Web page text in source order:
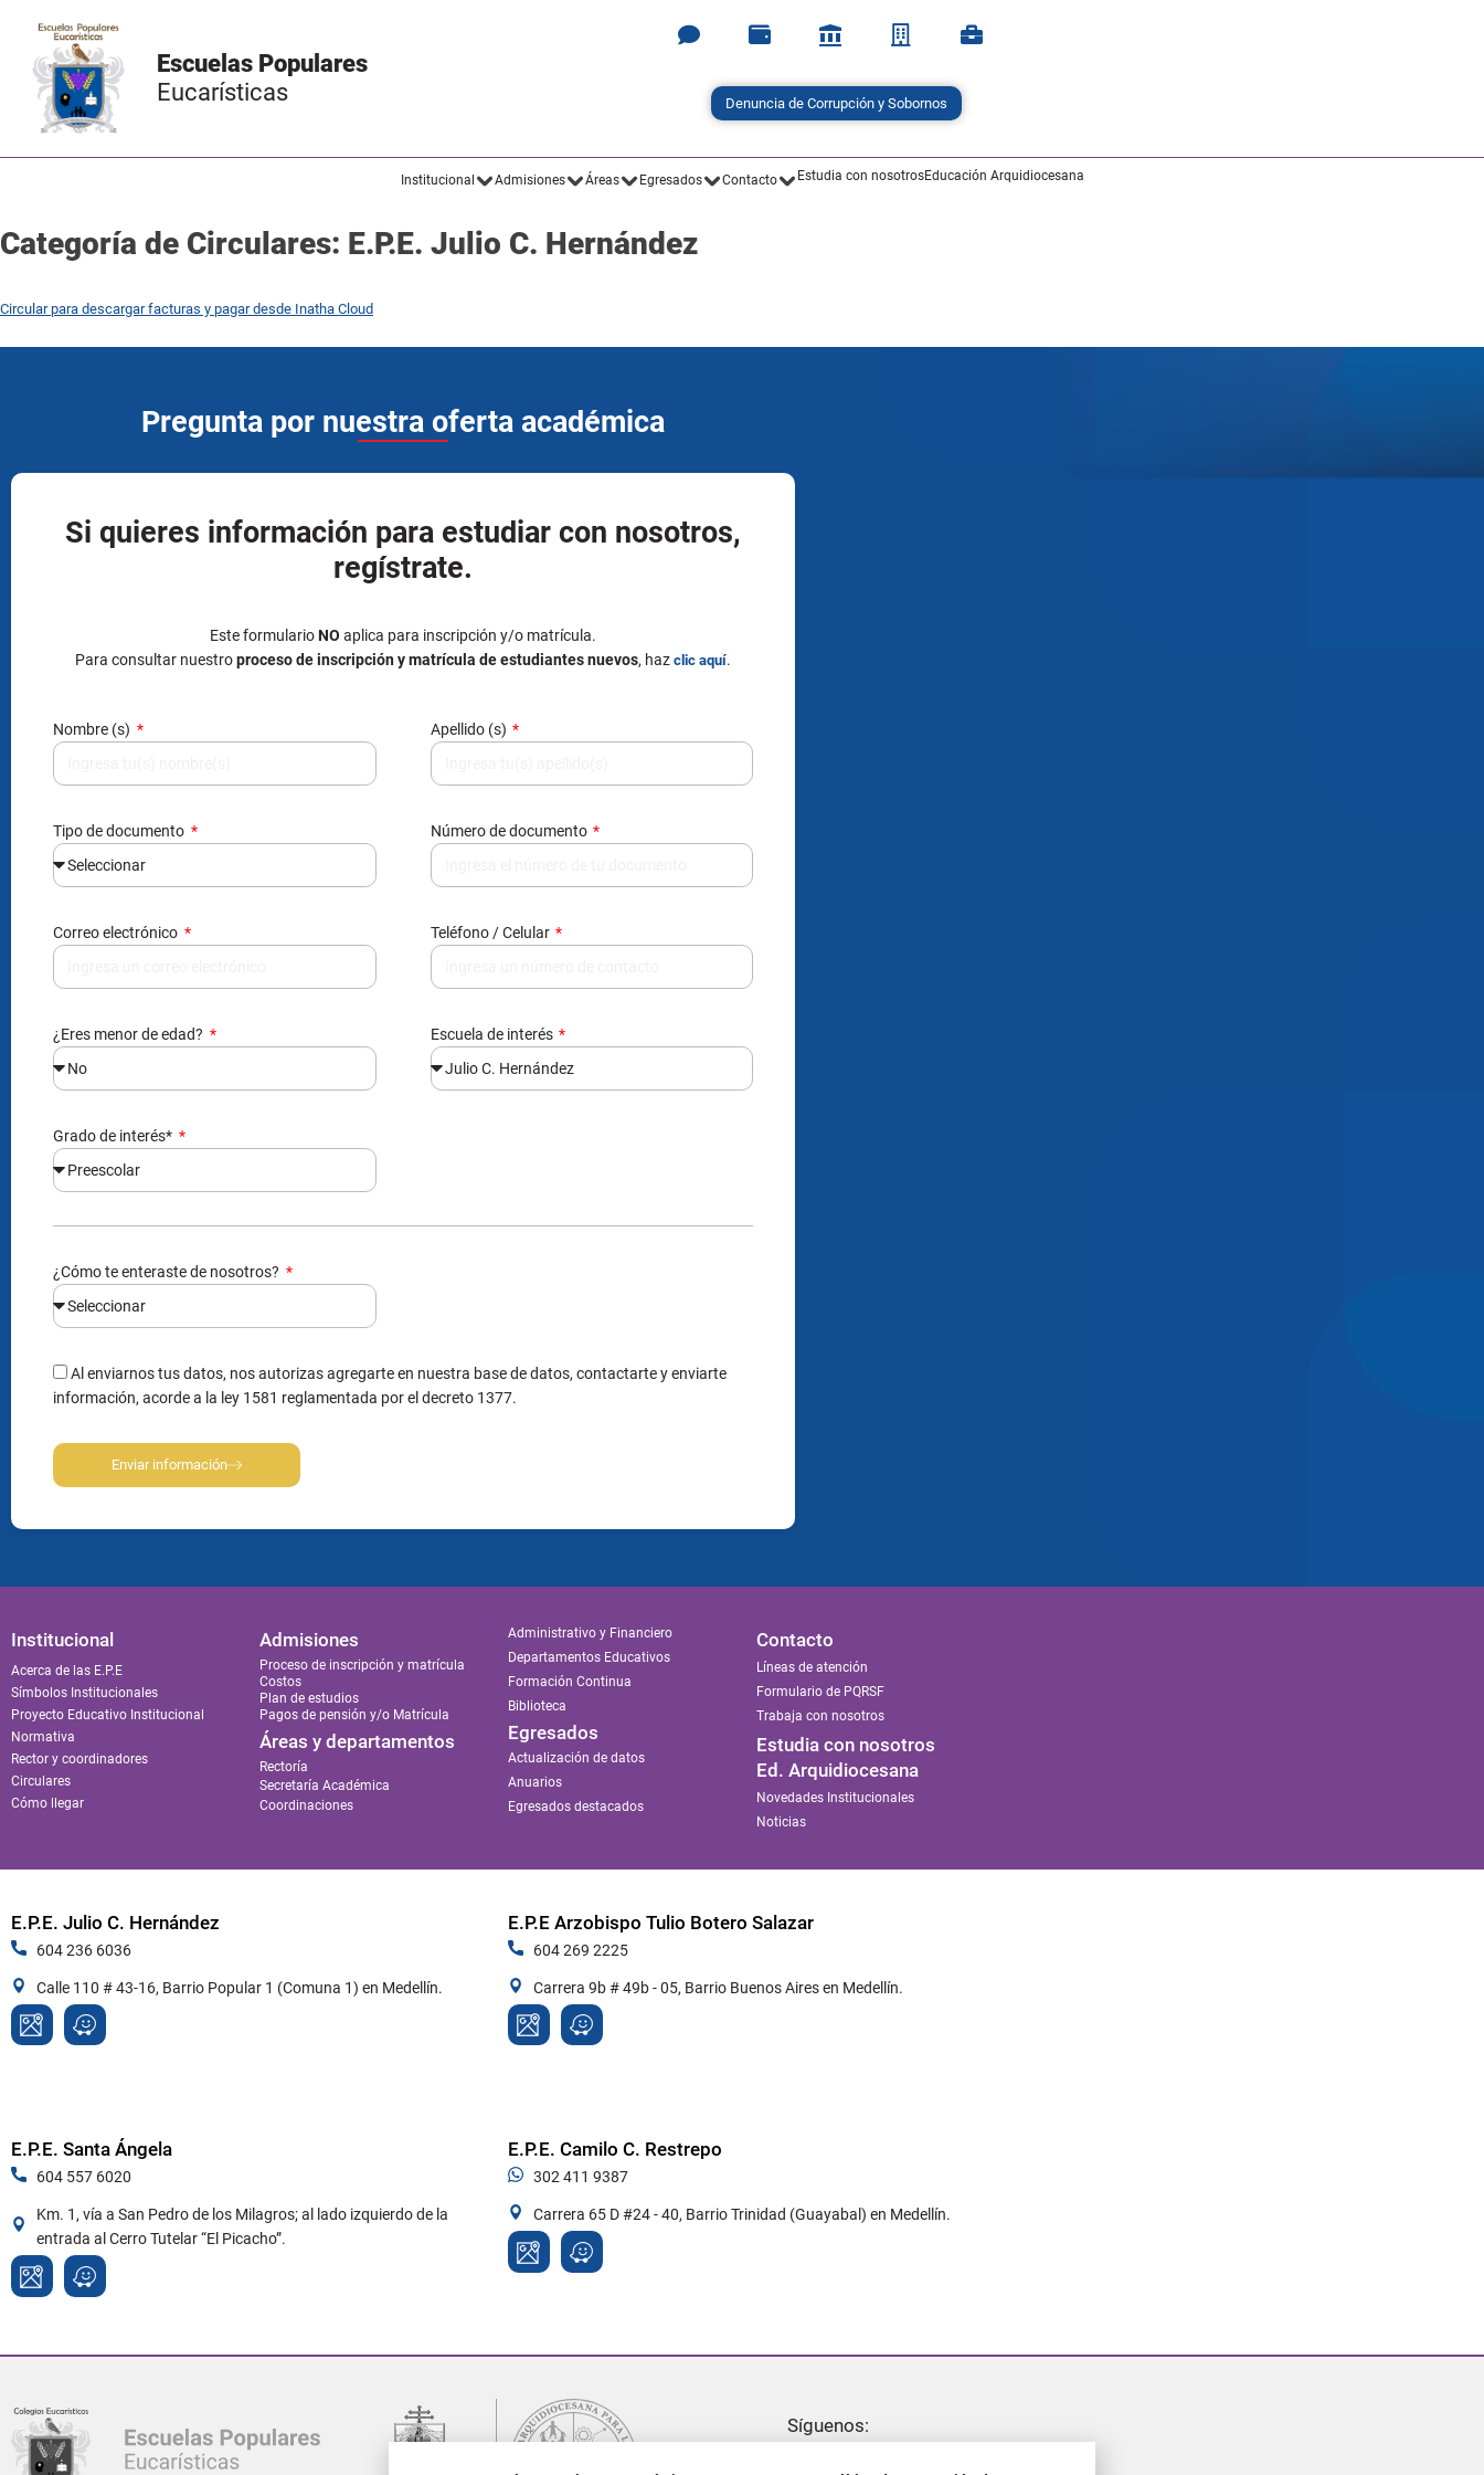
Escuelas Populares
Eucarísticas
Denuncia de Corrupción y Sobornos
Institucional Admisiones Áreas Egresados Contacto Estudia con nosotrosEducación Arquidiocesana
Categoría de Circulares: E.P.E. Julio C. Hernández
Circular para descargar facturas y pagar desde Inatha Cloud
Pregunta por nuestra oferta académica
Si quieres información para estudiar con nosotros,
regístrate.
Este formularioNO aplica para inscripción y/o matrícula.
Para consultar nuestroproceso de inscripción y matrícula de estudiantes nuevos, haz clic aquí.
Nombre (s) Apellido (s)
Tipo de documento Número de documento
Correo electrónico Teléfono / Celular
¿Eres menor de edad? Escuela de interés
Grado de interés*
¿Cómo te enteraste de nosotros?
Al enviarnos tus datos, nos autorizas agregarte en nuestra base de datos, contactarte y enviarte
información, acorde a la ley 1581 reglamentada por el decreto 1377.
Enviar información
Institucional
Acerca de las E.P.E
Símbolos Institucionales
Proyecto Educativo Institucional
Normativa
Rector y coordinadores
Circulares
Cómo llegar
Admisiones
Proceso de inscripción y matrícula
Costos
Plan de estudios
Pagos de pensión y/o Matrícula
Áreas y departamentos
Rectoría
Secretaría Académica
Coordinaciones
Administrativo y Financiero
Departamentos Educativos
Formación Continua
Biblioteca
Egresados
Actualización de datos
Anuarios
Egresados destacados
Contacto
Líneas de atención
Formulario de PQRSF
Trabaja con nosotros
Estudia con nosotros
Ed. Arquidiocesana
Novedades Institucionales
Noticias
E.P.E. Julio C. Hernández
604 236 6036
Calle 110 # 43-16, Barrio Popular 1 (Comuna 1) en Medellín.
E.P.E. Santa Ángela
604 557 6020
Km. 1, vía a San Pedro de los Milagros; al lado izquierdo de la
entrada al Cerro Tutelar “El Picacho”.
E.P.E Arzobispo Tulio Botero Salazar
604 269 2225
Carrera 9b # 49b - 05, Barrio Buenos Aires en Medellín.
E.P.E. Camilo C. Restrepo
302 411 9387
Carrera 65 D #24 - 40, Barrio Trinidad (Guayabal) en Medellín.
Síguenos: